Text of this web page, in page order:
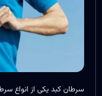
سرطان کبد یکی از انواع